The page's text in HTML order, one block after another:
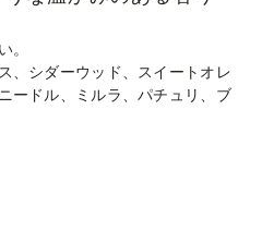
。
、シダーウッド、スイートオレ
ードル、ミルラ、パチュリ、ブ